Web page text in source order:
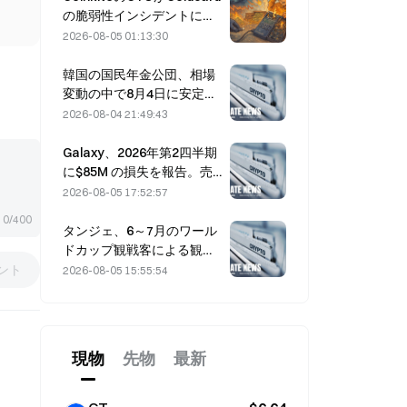
0/400
ト
の脆弱性インシデントに関
与し、4回の攻撃を引き起こ
2026-08-05 01:13:30
韓国の国民年金公団、相場
変動の中で8月4日に安定株
へシフト
2026-08-04 21:49:43
Galaxy、2026年第2四半期
に$85M の損失を報告。売
上高は3億ドル下振れし、株
2026-08-05 17:52:57
タンジェ、6～7月のワール
ドカップ観戦客による観光
需要を追い風に売上高5％増
2026-08-05 15:55:54
現物 先物 最新